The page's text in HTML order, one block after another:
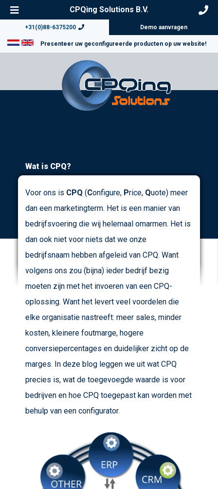
CPQing Solutions B.V.
+31(0)88-6375200 Demo aanvragen
Presenteer uw geconfigureerde producten op uw website!
Wat is CPQ?
Voor ons is CPQ (Configure, Price, Quote) meer
dan een marketingterm. Het is een manier van
bedrijfsvoering die wij helemaal omarmen. Het is
dan ook niet voor niets dat we onze
bedrijfsnaam hebben afgeleid van CPQ. Want
volgens ons zou (bijna) ieder bedrijf bezig
moeten zijn met het invoeren van een CPQ-
oplossing. Want het levert veel voordelen die
elke organisatie nastreeft: meer sales, minder
kosten, kleinere foutmarge, hogere
conversiepercentages en duidelijker zicht op de
marges. In deze blog leggen we uit wat CPQ
precies is, wat de toegevoegde waarde is voor
bedrijven en hoe CPQ toegepast kan worden met
behulp van een configurator.